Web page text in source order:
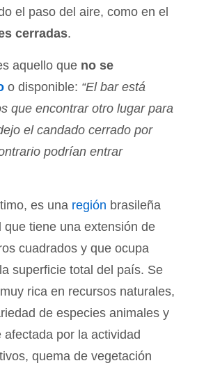
el paso del aire, como en el
cerradas.
aquello que no se
o disponible: “El bar está
que encontrar otro lugar para
el candado cerrado por
podrían entrar
es una región brasileña
que tiene una extensión de
cuadrados y que ocupa
superficie total del país. Se
rica en recursos naturales,
de especies animales y
por la actividad
quema de vegetación